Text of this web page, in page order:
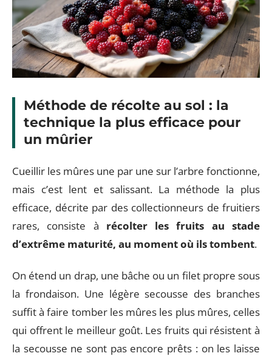
Méthode de récolte au sol : la
technique la plus efficace pour
un mûrier
Cueillir les mûres une par une sur l’arbre fonctionne,
mais c’est lent et salissant. La méthode la plus
efficace, décrite par des collectionneurs de fruitiers
rares, consiste à récolter les fruits au stade
d’extrême maturité, au moment où ils tombent.
On étend un drap, une bâche ou un filet propre sous
la frondaison. Une légère secousse des branches
suffit à faire tomber les mûres les plus mûres, celles
qui offrent le meilleur goût. Les fruits qui résistent à
la secousse ne sont pas encore prêts : on les laisse